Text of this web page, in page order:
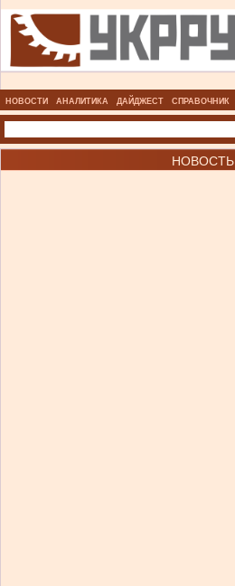
НОВОСТИ АНАЛИТИКА ДАЙДЖЕСТ СПРАВОЧНИК
НОВОСТЬ